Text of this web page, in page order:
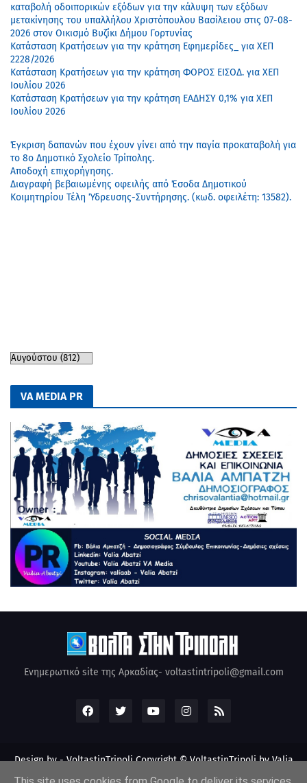
καταβολή οδοιπορικών εξόδων για την κάλυψη των εξόδων
μετακίνησης του υπαλλήλου Χριστόπουλου Βασίλειου στις 07-08-
2026 στον Οικισμό Βυζίκι Δήμου Γορτυνίας
Κατάσταση Κρατήσεων για την κράτηση Εφημερίδες_ για ΧΕΠ
2228/2026
Κατάσταση Κρατήσεων για την κράτηση ΦΟΡΟΣ ΕΙΣΟΔ. για ΧΕΠ
Ιουλίου 2026
Κατάσταση Κρατήσεων για την κράτηση ΕΑΔΗΣΥ 0,1% για ΧΕΠ
Ιουλίου 2026
Έγκριση δαπανών που έχουν γίνει από την παγία προκαταβολή για
το 8ο Δημοτικό Σχολείο Τρίπολης.
Αποδοχή επιχορήγησης.
Διαγραφή βεβαιωμένης οφειλής από Έσοδα Δημοτικού
Κοιμητηρίου Τέλη Ύδρευσης-Συντήρησης. (κωδ. οφειλέτη: 13582).
VA MEDIA PR
Ενημερωτικό site της Αρκαδίας- voltastintripoli@gmail.com
Design by -VoltastinTripoliCopyright © VoltastinTripoli by Valia
Abatzi Created by Valia Abatzi (2010)